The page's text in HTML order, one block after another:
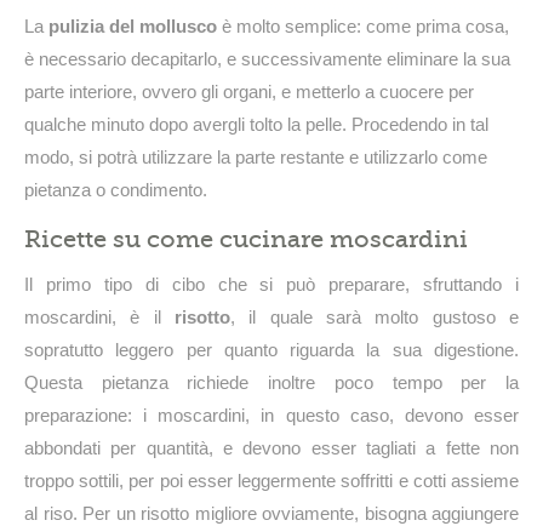
La pulizia del mollusco è molto semplice: come prima cosa,
è necessario decapitarlo, e successivamente eliminare la sua
parte interiore, ovvero gli organi, e metterlo a cuocere per
qualche minuto dopo avergli tolto la pelle. Procedendo in tal
modo, si potrà utilizzare la parte restante e utilizzarlo come
pietanza o condimento.
Ricette su come cucinare moscardini
Il primo tipo di cibo che si può preparare, sfruttando i
moscardini, è il risotto, il quale sarà molto gustoso e
sopratutto leggero per quanto riguarda la sua digestione.
Questa pietanza richiede inoltre poco tempo per la
preparazione: i moscardini, in questo caso, devono esser
abbondati per quantità, e devono esser tagliati a fette non
troppo sottili, per poi esser leggermente soffritti e cotti assieme
al riso. Per un risotto migliore ovviamente, bisogna aggiungere